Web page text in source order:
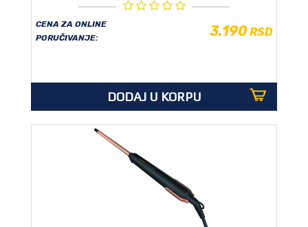
CENA ZA ONLINE
PORUČIVANJE:
3.190RSD
DODAJ U KORPU